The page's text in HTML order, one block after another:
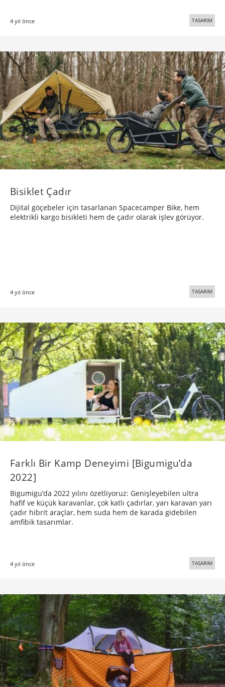
4 yıl önce TASARIM
Bisiklet Çadır
Dijital göçebeler için tasarlanan Spacecamper Bike, hem
elektrikli kargo bisikleti hem de çadır olarak işlev görüyor.
4 yıl önce TASARIM
Farklı Bir Kamp Deneyimi [Bigumigu’da
2022]
Bigumigu’da 2022 yılını özetliyoruz: Genişleyebilen ultra
hafif ve küçük karavanlar, çok katlı çadırlar, yarı karavan yarı
çadır hibrit araçlar, hem suda hem de karada gidebilen
amfibik tasarımlar.
4 yıl önce TASARIM